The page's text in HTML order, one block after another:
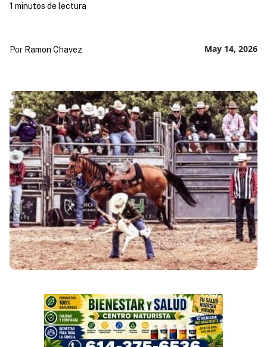
May 14, 2026
Por Ramon Chavez
1 minutos de lectura